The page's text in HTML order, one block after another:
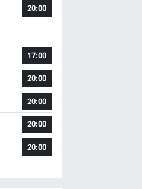
20:00
17:00
20:00
20:00
20:00
20:00